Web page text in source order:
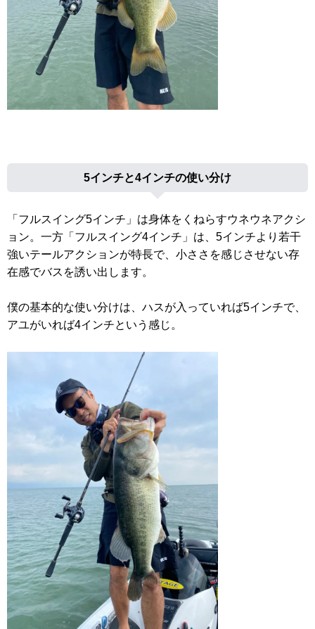
5インチと4インチの使い分け
「フルスイング5インチ」は身体をくねらすウネウネアクシ
ョン。一方「フルスイング4インチ」は、5インチより若干
強いテールアクションが特長で、小ささを感じさせない存
在感でバスを誘い出します。
僕の基本的な使い分けは、ハスが入っていれば5インチで、
アユがいれば4インチという感じ。